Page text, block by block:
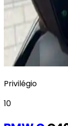
Privilégio
10